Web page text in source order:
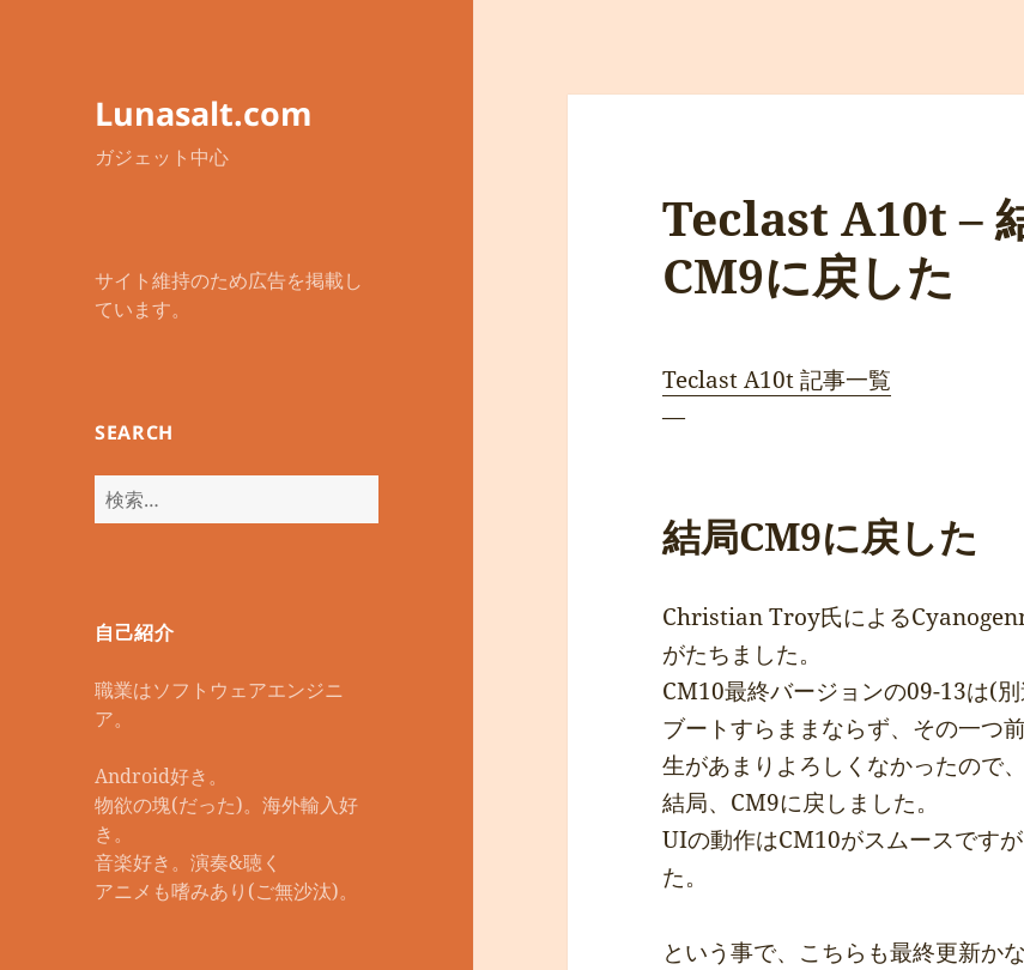
Lunasalt.com
ガジェット中心
サイト維持のため広告を掲載し
ています。
SEARCH
検
索:
自己紹介
職業はソフトウェアエンジニ
ア。
Android好き。
物欲の塊(だった)。海外輸入好
き。
音楽好き。演奏&聴く
アニメも嗜みあり(ご無沙汰)。
Teclast A10t –
CM9に戻した
Teclast A10t 記事一覧
—
結局CM9に戻した
Christian Troy氏による
がたちました。
CM10最終バージョンの09-13は(
ブートすらままならず、その一つ
生があまりよろしくなかったので、
結局、CM9に戻しました。
UIの動作はCM10がスムースです
た。
という事で、こちらも最終更新か